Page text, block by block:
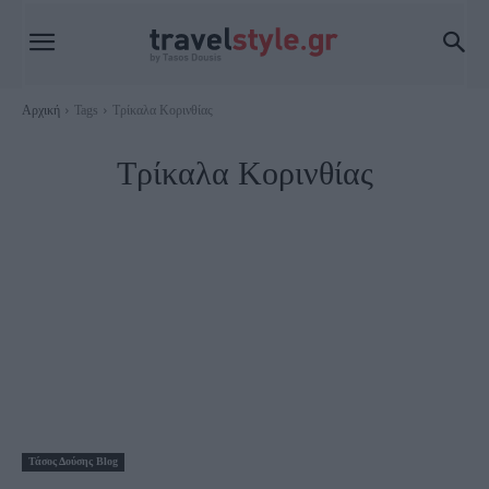
Αρχική Tags Τρίκαλα Κορινθίας
Τρίκαλα Κορινθίας
Τάσος Δούσης Blog